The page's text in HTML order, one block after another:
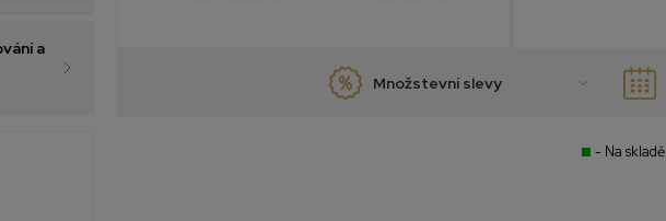
a
Množstevní slevy
- Na skladě